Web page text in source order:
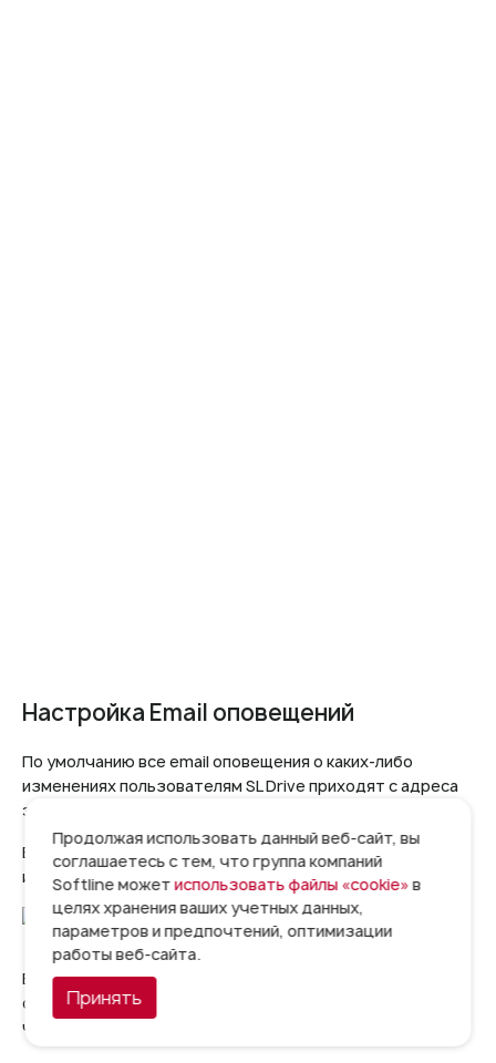
Настройка Email оповещений
По умолчанию все email оповещения о каких-либо
изменениях пользователям SL Drive приходят с адреса
электронной почты
В качестве примера ниже представлено оповещение об
изменении пароля от УЗ пользователя:
В SL Drive имеется возможность настройки
отправляющего SMTP-сервера и ящика отправителя, от
чего имени выполняется отправка оповещений.
Продолжая использовать данный веб-сайт, вы
соглашаетесь с тем, что группа компаний
Softline можетиспользовать файлы «cookie»в
целях хранения ваших учетных данных,
параметров и предпочтений, оптимизации
работы веб-сайта.
Принять